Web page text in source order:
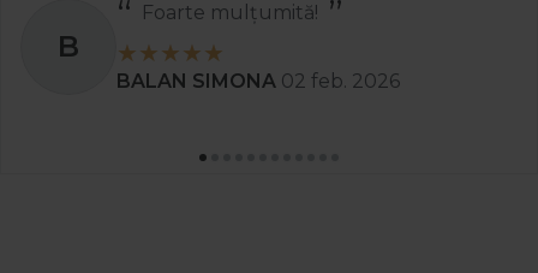
S
Recomand
Stanciu Aura Andreea 02 apr. 2025